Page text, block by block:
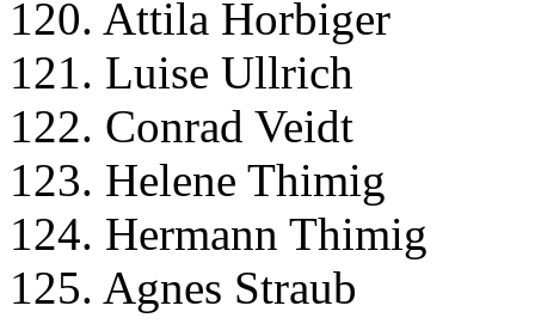
120. Attila Horbiger
121. Luise Ullrich
122. Conrad Veidt
123. Helene Thimig
124. Hermann Thimig
125. Agnes Straub